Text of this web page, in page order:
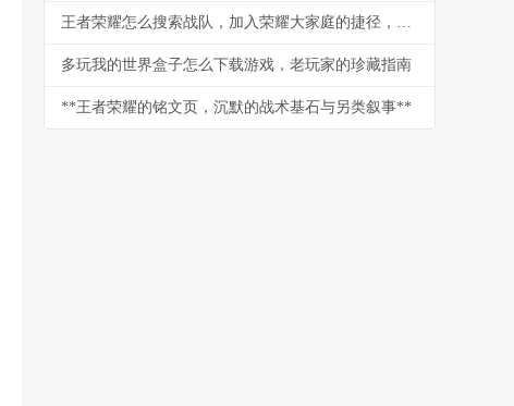
王者荣耀怎么搜索战队，加入荣耀大家庭的捷径，副标题，从入门到精通的全方位指南
多玩我的世界盒子怎么下载游戏，老玩家的珍藏指南
**王者荣耀的铭文页，沉默的战术基石与另类叙事**